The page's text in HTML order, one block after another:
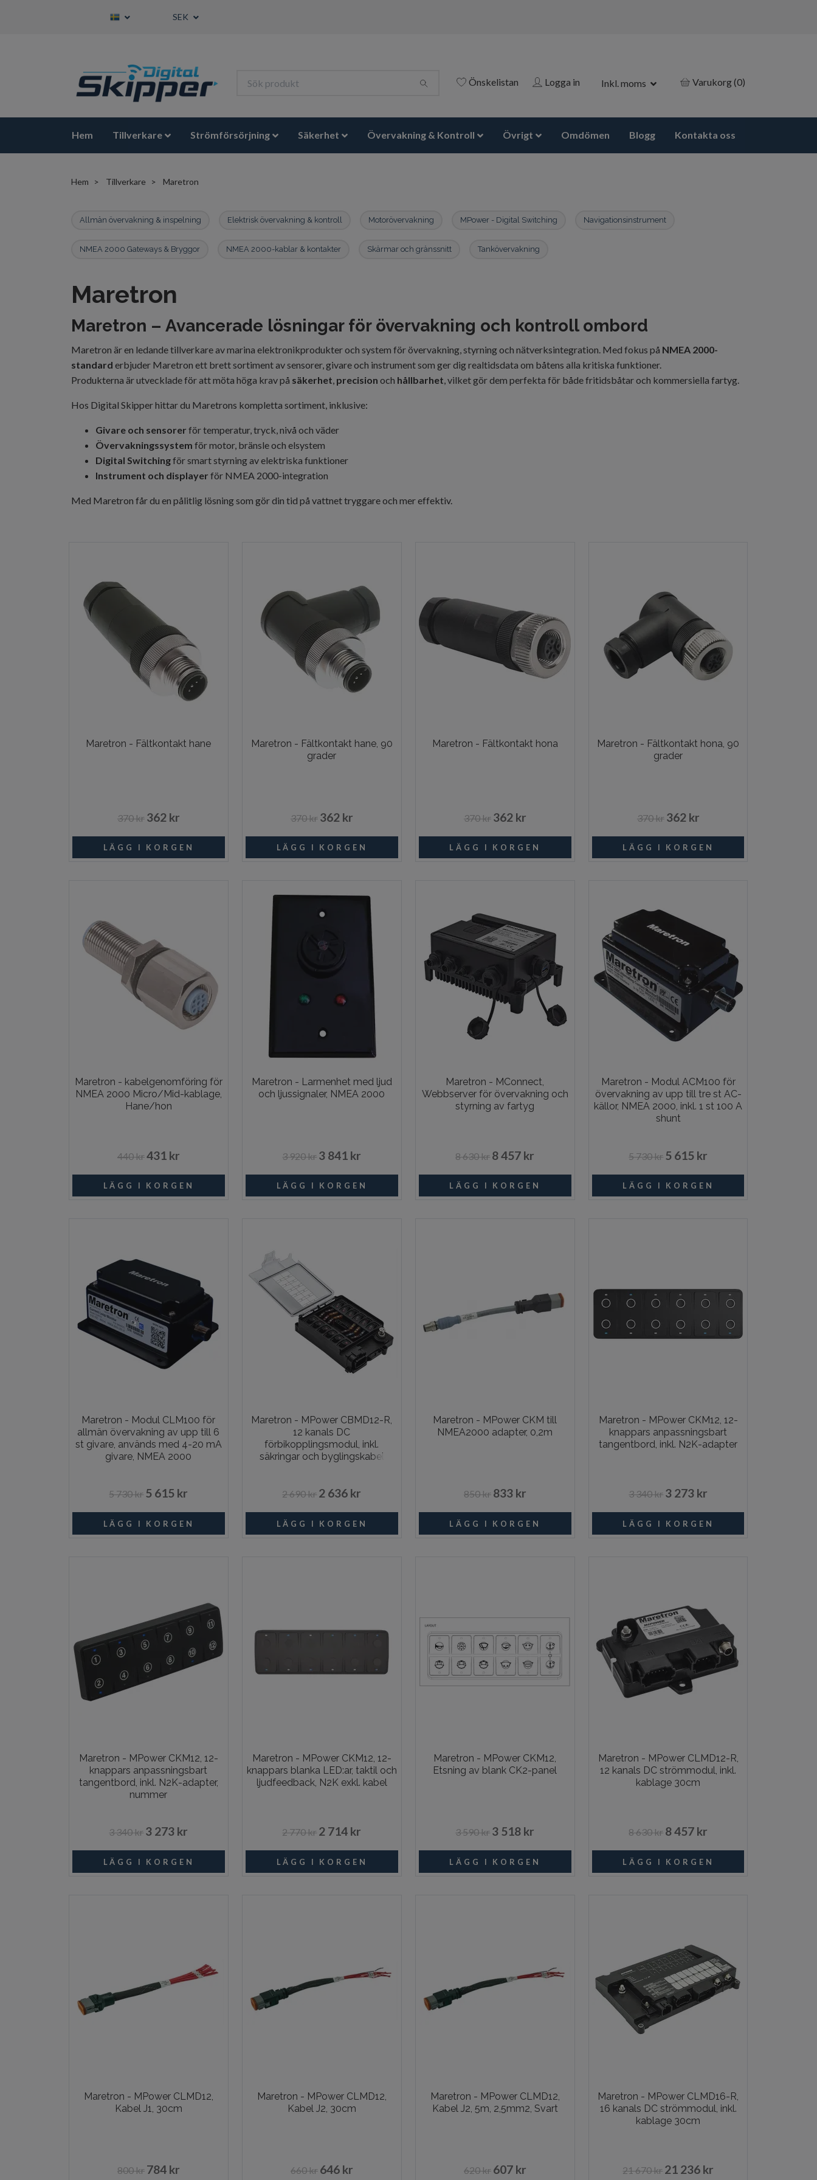
SEK
Önskelistan Logga in Inkl. moms Varukorg(0)
Hem Tillverkare Strömförsörjning Säkerhet Övervakning & Kontroll Övrigt Omdömen Blogg Kontakta oss
Hem Tillverkare Maretron
Allmän övervakning & inspelning Elektrisk övervakning & kontroll Motorövervakning MPower - Digital Switching Navigationsinstrument
NMEA 2000 Gateways & Bryggor NMEA 2000-kablar & kontakter Skärmar och gränssnitt Tankövervakning
Maretron
Maretron – Avancerade lösningar för övervakning och kontroll ombord
Maretron är en ledande tillverkare av marina elektronikprodukter och system för övervakning, styrning och nätverksintegration. Med fokus på NMEA 2000-
standard erbjuder Maretron ett brett sortiment av sensorer, givare och instrument som ger dig realtidsdata om båtens alla kritiska funktioner.
Produkterna är utvecklade för att möta höga krav på säkerhet, precision och hållbarhet, vilket gör dem perfekta för både fritidsbåtar och kommersiella fartyg.
Hos Digital Skipper hittar du Maretrons kompletta sortiment, inklusive:
Givare och sensorer för temperatur, tryck, nivå och väder
Övervakningssystem för motor, bränsle och elsystem
Digital Switchingför smart styrning av elektriska funktioner
Instrument och displayer för NMEA 2000-integration
Med Maretron får du en pålitlig lösning som gör din tid på vattnet tryggare och mer effektiv.
Maretron - Fältkontakt hane
370 kr 362 kr
Beställningsvara
Maretron - Fältkontakt hane, 90
grader
370 kr 362 kr
I lager
Maretron - Fältkontakt hona
370 kr 362 kr
Beställningsvara
Maretron - Fältkontakt hona, 90
grader
370 kr 362 kr
I lager
Maretron - kabelgenomföring för
NMEA 2000 Micro/Mid-kablage,
Hane/hon
440 kr431 kr
I lager
Maretron - Larmenhet med ljud
och ljussignaler, NMEA 2000
3 920 kr 3 841 kr
Beställningsvara
Maretron - MConnect,
Webbserver för övervakning och
styrning av fartyg
8 630 kr 8 457 kr
Beställningsvara
Maretron - Modul ACM100 för
övervakning av upp till tre st AC-
källor, NMEA 2000, inkl. 1 st 100 A
shunt
5 730 kr 5 615 kr
Beställningsvara
Maretron - Modul CLM100 för
allmän övervakning av upp till 6
st givare, används med 4-20 mA
givare, NMEA 2000
5 730 kr 5 615 kr
Beställningsvara
Maretron - MPower CBMD12-R,
12 kanals DC
förbikopplingsmodul, inkl.
säkringar och byglingskabel
2 690 kr 2 636 kr
Beställningsvara
Maretron - MPower CKM till
NMEA2000 adapter, 0,2m
850 kr 833 kr
I lager
Maretron - MPower CKM12, 12-
knappars anpassningsbart
tangentbord, inkl. N2K-adapter
3 340 kr 3 273 kr
Beställningsvara
Maretron - MPower CKM12, 12-
knappars anpassningsbart
tangentbord, inkl. N2K-adapter,
nummer
3 340 kr 3 273 kr
I lager
Maretron - MPower CKM12, 12-
knappars blanka LED:ar, taktil och
ljudfeedback, N2K exkl. kabel
2 770 kr 2 714 kr
I lager
Maretron - MPower CKM12,
Etsning av blank CK2-panel
3 590 kr 3 518 kr
Beställningsvara
Maretron - MPower CLMD12-R,
12 kanals DC strömmodul, inkl.
kablage 30cm
8 630 kr 8 457 kr
Beställningsvara
Maretron - MPower CLMD12,
Kabel J1, 30cm
800 kr 784 kr
Maretron - MPower CLMD12,
Kabel J2, 30cm
660 kr 646 kr
Maretron - MPower CLMD12,
Kabel J2, 5m, 2,5mm2, Svart
620 kr 607 kr
Maretron - MPower CLMD16-R,
16 kanals DC strömmodul, inkl.
kablage 30cm
21 670 kr 21 236 kr